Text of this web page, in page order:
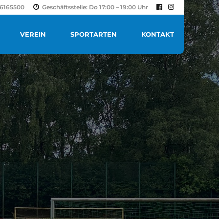
Geschäftsstelle: Do 17:00 – 19:00 Uhr
VEREIN SPORTARTEN KONTAKT